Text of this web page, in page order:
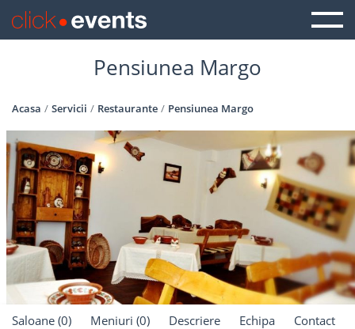
Pensiunea Margo
Acasa Servicii Restaurante Pensiunea Margo
Saloane (0) Meniuri (0) Descriere Echipa Contact